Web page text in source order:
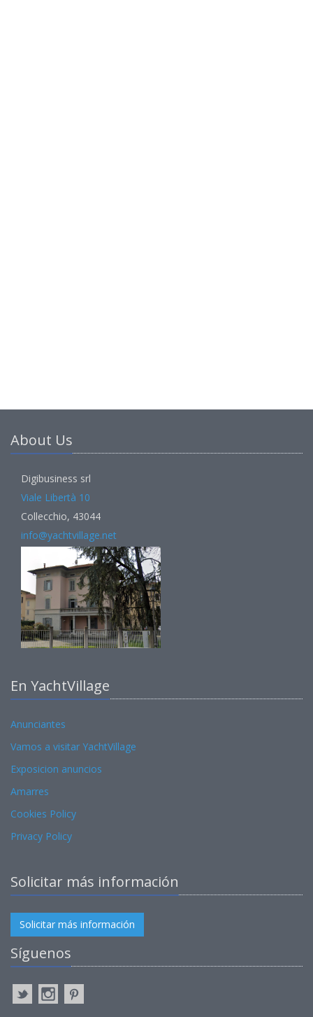
About Us
Digibusiness srl
Viale Libertà 10
Collecchio, 43044
info@yachtvillage.net
En YachtVillage
Anunciantes
Vamos a visitar YachtVillage
Exposicion anuncios
Amarres
Cookies Policy
Privacy Policy
Solicitar más información
Solicitar más información
Síguenos